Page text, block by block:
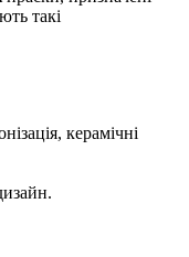
такі
керамічні